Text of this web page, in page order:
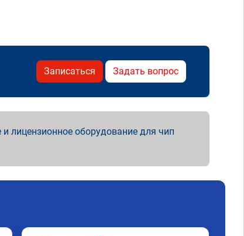
Записаться Задать вопрос
лицензионное оборудование для чип